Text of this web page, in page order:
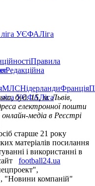
УЄФАЛіга
Правила
Редакційна
МЛСНідерландиФранція
УЄФАЛіга
буд. 15, м. Львів,
електронної пошти
медіа в Реєстрі
старше 21 року
матеріалів посилання
і використанні в
football24.ua
"Новини компаній"